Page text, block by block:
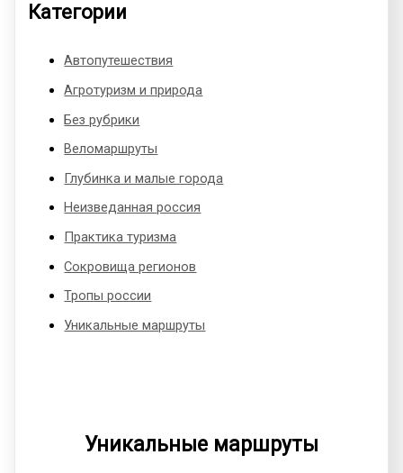
Категории
Автопутешествия
Агротуризм и природа
Без рубрики
Веломаршруты
Глубинка и малые города
Неизведанная россия
Практика туризма
Сокровища регионов
Тропы россии
Уникальные маршруты
Уникальные маршруты